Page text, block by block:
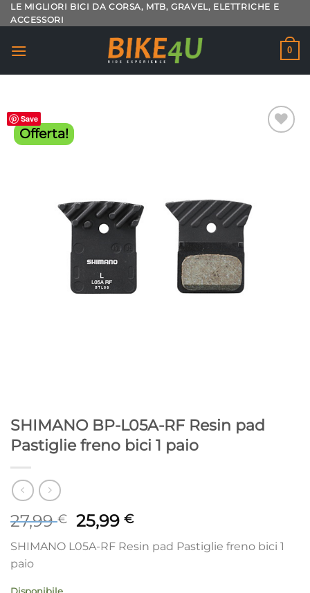
Salta
ai
LE MIGLIORI BICI DA CORSA, MTB, GRAVEL, ELETTRICHE E
ACCESSORI
0
Save
Offerta!
SHIMANO BP-L05A-RF Resin pad
Pastiglie freno bici 1 paio
27,99€ Il
originale
25,99€Il
attuale
SHIMANO L05A-RF Resin pad Pastiglie freno bici 1
paio